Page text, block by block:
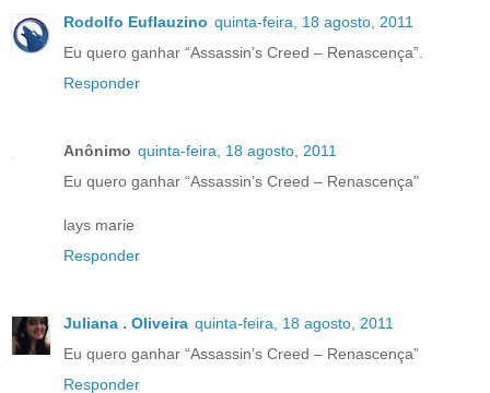
Rodolfo Euflauzino quinta-feira, 18 agosto, 2011
Eu quero ganhar “Assassin’s Creed – Renascença”.
Responder
Anônimo quinta-feira, 18 agosto, 2011
Eu quero ganhar “Assassin’s Creed – Renascença"
lays marie
Responder
Juliana . Oliveira quinta-feira, 18 agosto, 2011
Eu quero ganhar “Assassin’s Creed – Renascença”
Responder